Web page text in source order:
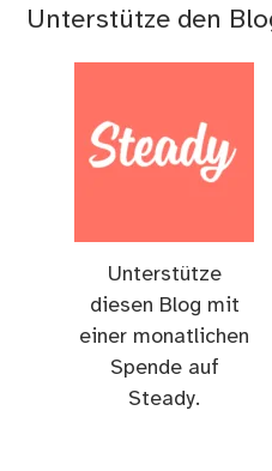
Unterstütze den
Unterstütze
diesen Blog mit
einer monatlichen
Spende auf
Steady.